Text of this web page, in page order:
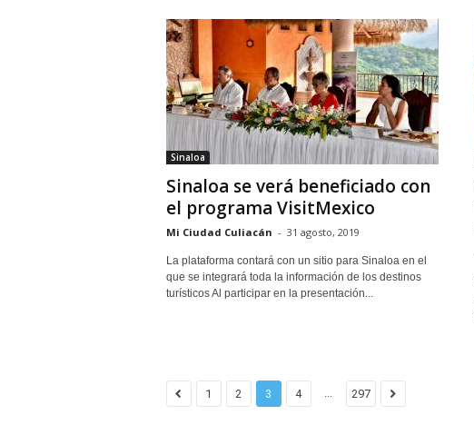
Sinaloa
Sinaloa se verá beneficiado con
el programa VisitMexico
Mi Ciudad Culiacán - 31 agosto, 2019
La plataforma contará con un sitio para Sinaloa en el
que se integrará toda la información de los destinos
turísticos Al participar en la presentación...
1 2 3 4 ... 297